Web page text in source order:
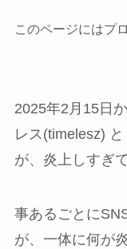
このページにはプ
2025年2月15日
レス(timelesz)
が、炎上しすぎ
事あるごとに
が、一体に何が